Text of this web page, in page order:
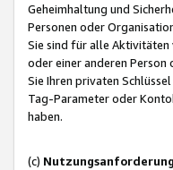
Geheimhaltung und
Personen oder
Sie sind für alle
oder einer anderen
Sie Ihren privaten
Tag-Parameter oder
haben.
(c)